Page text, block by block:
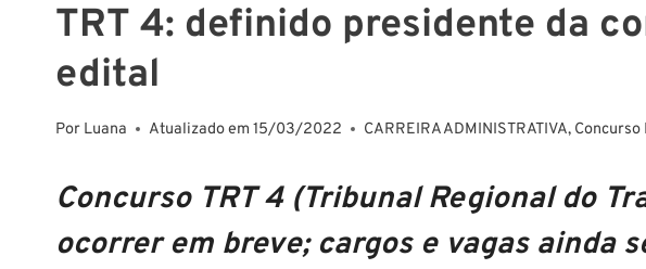
TRT 4: definido presidente da
edital
Por Luana Atualizado em 15/03/2022 CARREIRA ADMINISTRATIVA, Concurso
Concurso TRT 4 (Tribunal Regional do
ocorrer em breve; cargos e vagas ainda